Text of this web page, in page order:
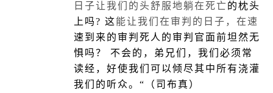
日子让我们的头舒服地躺在死亡的枕头
上吗? 这能让我们在审判的日子，在速
速到来的审判死人的审判官面前坦然无
惧吗？ 不会的，弟兄们，我们必须常
读经，好使我们可以倾尽其中所有浇灌
我们的听众。“（司布真）